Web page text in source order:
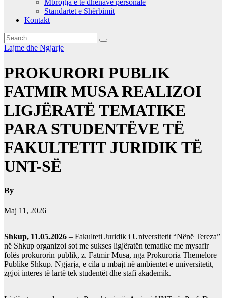
Mbrojtja e të dhënave personale
Standartet e Shërbimit
Kontakt
Lajme dhe Ngjarje
PROKURORI PUBLIK
FATMIR MUSA REALIZOI
LIGJËRATË TEMATIKE
PARA STUDENTËVE TË
FAKULTETIT JURIDIK TË
UNT-SË
By
Maj 11, 2026
Shkup, 11.05.2026 – Fakulteti Juridik i Universitetit “Nënë Tereza”
në Shkup organizoi sot me sukses ligjëratën tematike me mysafir
folës prokurorin publik, z. Fatmir Musa, nga Prokuroria Themelore
Publike Shkup. Ngjarja, e cila u mbajt në ambientet e universitetit,
zgjoi interes të lartë tek studentët dhe stafi akademik.